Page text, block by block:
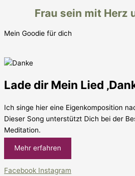
Frau sein mit Herz
Mein Goodie für dich
Lade dir Mein Lied
Ich singe hier eine Eigenkomposition
Dieser Song unterstützt Dich bei der
Meditation.
Mehr erfahren
Facebook Instagram